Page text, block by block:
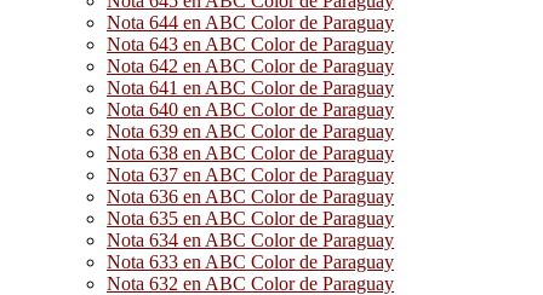
Nota 644 en ABC Color de Paraguay
Nota 643 en ABC Color de Paraguay
Nota 642 en ABC Color de Paraguay
Nota 641 en ABC Color de Paraguay
Nota 640 en ABC Color de Paraguay
Nota 639 en ABC Color de Paraguay
Nota 638 en ABC Color de Paraguay
Nota 637 en ABC Color de Paraguay
Nota 636 en ABC Color de Paraguay
Nota 635 en ABC Color de Paraguay
Nota 634 en ABC Color de Paraguay
Nota 633 en ABC Color de Paraguay
Nota 632 en ABC Color de Paraguay